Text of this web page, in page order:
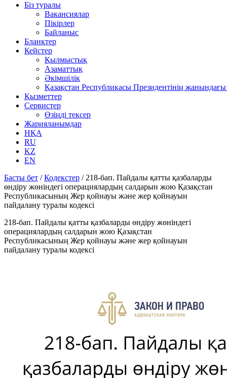
Біз туралы
Вакансиялар
Пікірлер
Байланыс
Бланктер
Кейстер
Қылмыстық
Азаматтық
Әкімшілік
Қазақстан Республикасы Президентінің
Қызметтер
Сервистер
Өзіңді тексер
Жарияланымдар
НҚА
RU
KZ
EN
Басты бет /Кодекстер / 218-бап. Пайдалы қатты қазбаларды
өндіру жөніндегі операциялардың салдарын жою Қазақстан
Республикасының Жер қойнауы және жер қойнауын
пайдалану туралы кодексі
218-бап. Пайдалы қатты қазбаларды өндіру жөніндегі
операциялардың салдарын жою Қазақстан
Республикасының Жер қойнауы және жер қойнауын
пайдалану туралы кодексі